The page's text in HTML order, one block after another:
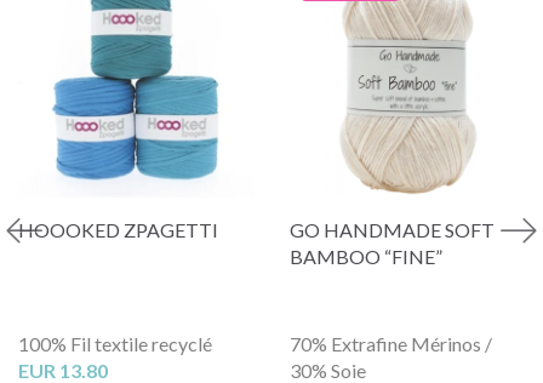
HOOOKED ZPAGETTI
100% Fil textile recyclé
EUR 13.80
GO HANDMADE SOFT
BAMBOO “FINE”
70% Extrafine Mérinos /
30% Soie